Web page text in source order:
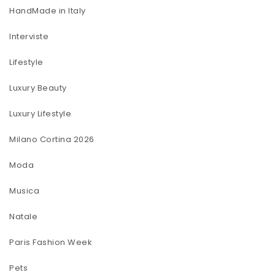
HandMade in Italy
Interviste
Lifestyle
Luxury Beauty
Luxury Lifestyle
Milano Cortina 2026
Moda
Musica
Natale
Paris Fashion Week
Pets